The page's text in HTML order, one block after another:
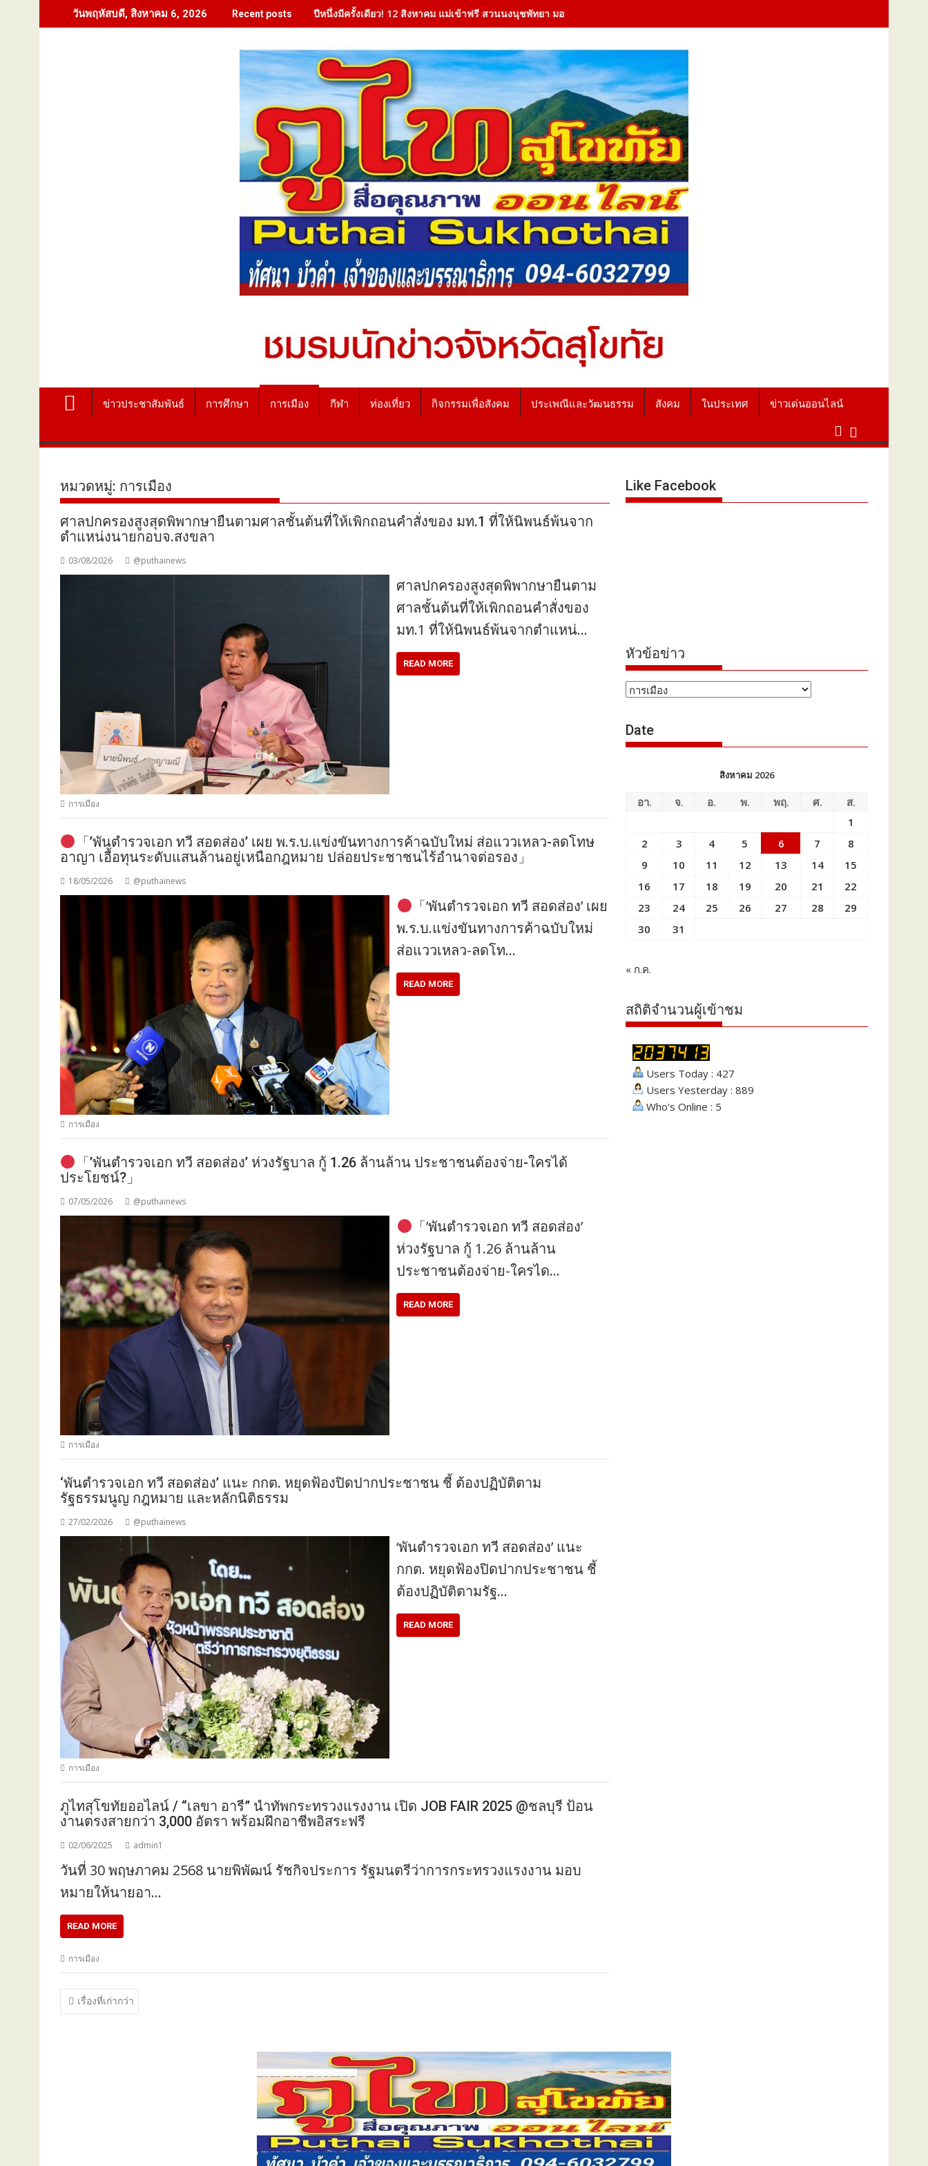
to
วันพฤหัสบดี, สิงหาคม 6, 2026 Recent posts ปีหนึ่งมีครั้งเดียว! 12 สิงหาคม แม่เข้าฟรี สวนนงนุชพัทยา มอบของขวัญวันแม่แห่งชาติ แทนคำว่ารัก ชวนลูกพาแม่เที่ยว
ข่าวประชาสัมพันธ์ การศึกษา การเมือง กีฬา ท่องเที่ยว กิจกรรมเพื่อสังคม ประเพณีและวัฒนธรรม สังคม ในประเทศ ข่าวเด่นออนไลน์
หมวดหมู่: การเมือง
ศาลปกครองสูงสุดพิพากษายืนตามศาลชั้นต้นที่ให้เพิกถอนคำสั่งของ มท.1 ที่ให้นิพนธ์พ้นจาก
ตำแหน่งนายกอบจ.สงขลา
03/08/2026 @puthainews
ศาลปกครองสูงสุดพิพากษายืนตาม
ศาลชั้นต้นที่ให้เพิกถอนคำสั่งของ
มท.1 ที่ให้นิพนธ์พ้นจากตำแหน่…
READ MORE
การเมือง
「’พันตำรวจเอก ทวี สอดส่อง’ เผย พ.ร.บ.แข่งขันทางการค้าฉบับใหม่ ส่อแววเหลว-ลดโทษ
อาญา เอื้อทุนระดับแสนล้านอยู่เหนือกฎหมาย ปล่อยประชาชนไร้อำนาจต่อรอง」
18/05/2026 @puthainews
「’พันตำรวจเอก ทวี สอดส่อง’ เผย
พ.ร.บ.แข่งขันทางการค้าฉบับใหม่
ส่อแววเหลว-ลดโท…
READ MORE
การเมือง
「’พันตำรวจเอก ทวี สอดส่อง’ ห่วงรัฐบาล กู้ 1.26 ล้านล้าน ประชาชนต้องจ่าย-ใครได้
ประโยชน์?」
07/05/2026 @puthainews
「’พันตำรวจเอก ทวี สอดส่อง’
ห่วงรัฐบาล กู้ 1.26 ล้านล้าน
ประชาชนต้องจ่าย-ใครได…
READ MORE
การเมือง
‘พันตำรวจเอก ทวี สอดส่อง’ แนะ กกต. หยุดฟ้องปิดปากประชาชน ชี้ ต้องปฏิบัติตาม
รัฐธรรมนูญ กฎหมาย และหลักนิติธรรม
27/02/2026 @puthainews
‘พันตำรวจเอก ทวี สอดส่อง’ แนะ
กกต. หยุดฟ้องปิดปากประชาชน ชี้
ต้องปฏิบัติตามรัฐ…
READ MORE
การเมือง
ภูไทสุโขทัยออไลน์ / “เลขา อารี” นำทัพกระทรวงแรงงาน เปิด JOB FAIR 2025 @ชลบุรี ป้อน
งานตรงสายกว่า 3,000 อัตรา พร้อมฝึกอาชีพอิสระฟรี
02/06/2025 admin1
วันที่ 30 พฤษภาคม 2568 นายพิพัฒน์ รัชกิจประการ รัฐมนตรีว่าการกระทรวงแรงงาน มอบ
หมายให้นายอา…
READ MORE
การเมือง
แนะแนว
เรื่อง
เรื่องที่เก่ากว่า
Like Facebook
หัวข้อข่าว
หัวข้อ
Date
สิงหาคม 2026
อา. จ. อ. พ. พฤ. ศ.
ส.
1
2
3 4 5 6 7
8
9
10 11 12 13 14
15
16
17 18 19 20 21
22
23
24 25 26 27 28
29
30
31
« ก.ค.
สถิติจำนวนผู้เข้าชม
Users Today : 427
Users Yesterday : 889
Who's Online : 5